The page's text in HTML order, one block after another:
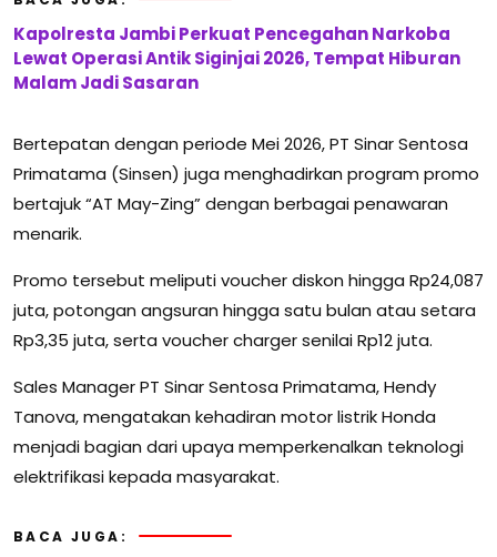
Kapolresta Jambi Perkuat Pencegahan Narkoba
Lewat Operasi Antik Siginjai 2026, Tempat Hiburan
Malam Jadi Sasaran
Bertepatan dengan periode Mei 2026, PT Sinar Sentosa
Primatama (Sinsen) juga menghadirkan program promo
bertajuk “AT May-Zing” dengan berbagai penawaran
menarik.
Promo tersebut meliputi voucher diskon hingga Rp24,087
juta, potongan angsuran hingga satu bulan atau setara
Rp3,35 juta, serta voucher charger senilai Rp12 juta.
Sales Manager PT Sinar Sentosa Primatama, Hendy
Tanova, mengatakan kehadiran motor listrik Honda
menjadi bagian dari upaya memperkenalkan teknologi
elektrifikasi kepada masyarakat.
BACA JUGA: